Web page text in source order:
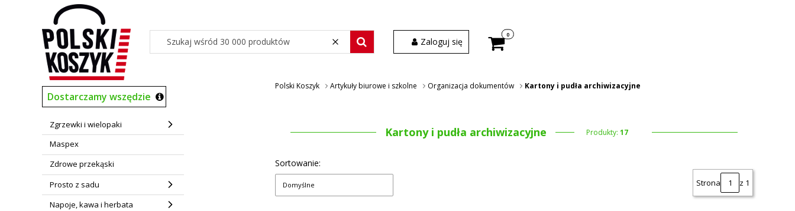
WyczyśćSzukaj wśród 30 000 produktów
Zaloguj się Produkty w koszyku: 0. Zobacz szczegóły
Dostarczamy wszędzie
Zgrzewki i wielopaki
Maspex
Zdrowe przekąski
Prosto z sadu
Napoje, kawa i herbata
Polski Koszyk Artykuły biurowe i szkolne Organizacja dokumentów Kartony i pudła archiwizacyjne
Kartony i pudła archiwizacyjne Produkty: 17
Sortowanie:
Domyślne Strona z 1